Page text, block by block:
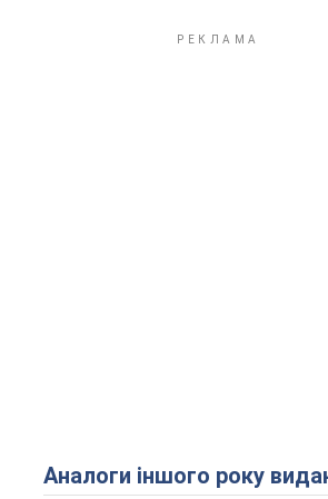
Аналоги іншого року